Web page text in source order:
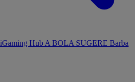
iGaming Hub A BOLA SUGERE Barba